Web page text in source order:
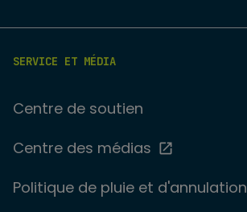
SERVICE ET MÉDIA
Centre de soutien
Centre des médias
Politique de pluie et d'annulation